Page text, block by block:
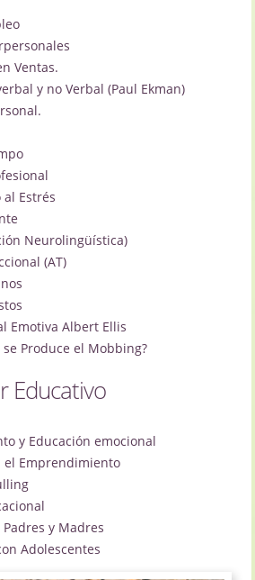
Ventas.
y no Verbal (Paul Ekman)
Estrés
Neurolingüística)
(AT)
Emotiva Albert Ellis
se Produce el Mobbing?
Educativo
y Educación emocional
el Emprendimiento
y Madres
Adolescentes